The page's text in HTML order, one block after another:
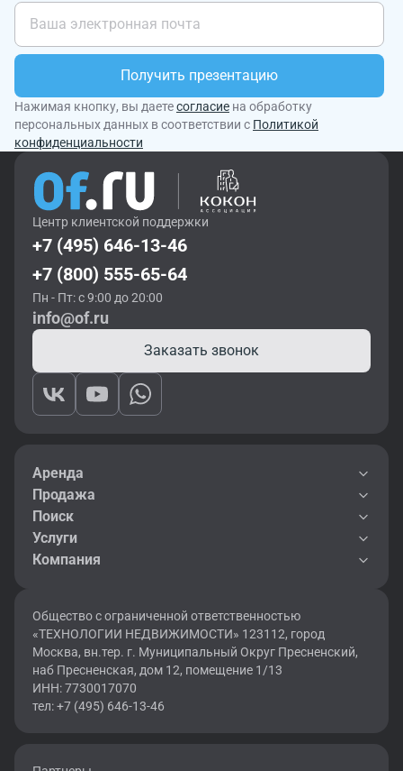
Получить презентацию
Нажимая кнопку, вы даетесогласие на обработку
персональных данных в соответствии с Политикой
конфиденциальности
Центр клиентской поддержки
+7 (495) 646-13-46
+7 (800) 555-65-64
Пн - Пт: с 9:00 до 20:00
info@of.ru
Заказать звонок
Аренда
Продажа
Поиск
Услуги
Компания
Общество с ограниченной ответственностью
«ТЕХНОЛОГИИ НЕДВИЖИМОСТИ» 123112, город
Москва, вн.тер. г. Муниципальный Округ Пресненский,
наб Пресненская, дом 12, помещение 1/13
ИНН: 7730017070
тел: +7 (495) 646-13-46